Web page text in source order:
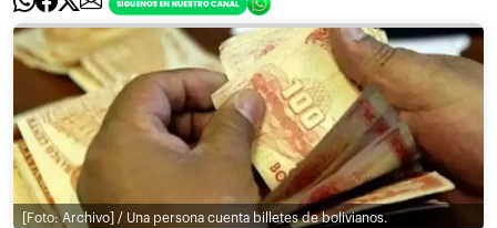
[Foto: Archivo] / Una persona cuenta billetes de bolivianos.